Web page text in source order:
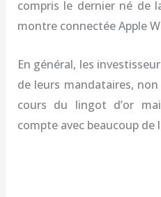
compris le dernier né de
montre connectée Apple
En général, les
de leurs mandataires,
cours du lingot d’or
compte avec beaucoup